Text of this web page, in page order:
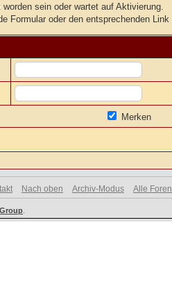
sein oder wartet auf Aktivierung.
Formular oder den entsprechenden Link
Merken
Nach oben Archiv-Modus Alle